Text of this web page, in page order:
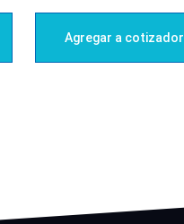
Agregar a cotizador